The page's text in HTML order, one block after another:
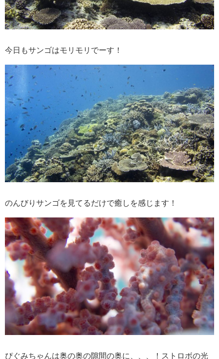
今日もサンゴはモリモリでーす！
のんびりサンゴを見てるだけで癒しを感じます！
ぴぐみちゃんは奥の奥の隙間の奥に、、、！ストロボの光